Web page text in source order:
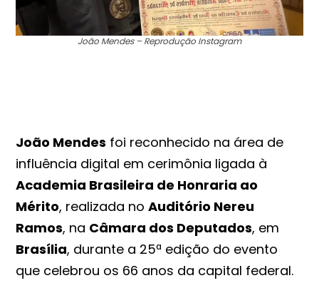
João Mendes – Reprodução Instagram
João Mendes foi reconhecido na área de
influência digital em cerimônia ligada à
Academia Brasileira de Honraria ao
Mérito, realizada noAuditório Nereu
Ramos, na Câmara dos Deputados, em
Brasília, durante a 25ª edição do evento
que celebrou os 66 anos da capital federal.